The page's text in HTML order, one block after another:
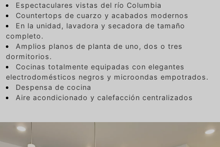
Espectaculares vistas del río Columbia
Countertops de cuarzo y acabados modernos
En la unidad, lavadora y secadora de tamaño
completo.
Amplios planos de planta de uno, dos o tres
dormitorios.
Cocinas totalmente equipadas con elegantes
electrodomésticos negros y microondas empotrados.
Despensa de cocina
Aire acondicionado y calefacción centralizados